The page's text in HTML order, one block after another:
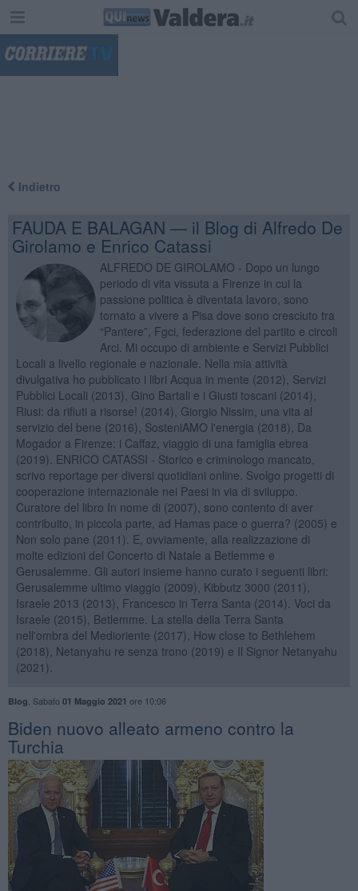
Indietro
FAUDA E BALAGAN — il Blog di Alfredo De
Girolamo e Enrico Catassi
ALFREDO DE GIROLAMO - Dopo un lungo
periodo di vita vissuta a Firenze in cui la
passione politica è diventata lavoro, sono
tornato a vivere a Pisa dove sono cresciuto tra
“Pantere”, Fgci, federazione del partito e circoli
Arci. Mi occupo di ambiente e Servizi Pubblici
Locali a livello regionale e nazionale. Nella mia attività
divulgativa ho pubblicato i libri Acqua in mente (2012), Servizi
Pubblici Locali (2013), Gino Bartali e i Giusti toscani (2014),
Riusi: da rifiuti a risorse! (2014), Giorgio Nissim, una vita al
servizio del bene (2016), SosteniAMO l'energia (2018), Da
Mogador a Firenze: i Caffaz, viaggio di una famiglia ebrea
(2019). ENRICO CATASSI - Storico e criminologo mancato,
scrivo reportage per diversi quotidiani online. Svolgo progetti di
cooperazione internazionale nei Paesi in via di sviluppo.
Curatore del libro In nome di (2007), sono contento di aver
contribuito, in piccola parte, ad Hamas pace o guerra? (2005) e
Non solo pane (2011). E, ovviamente, alla realizzazione di
molte edizioni del Concerto di Natale a Betlemme e
Gerusalemme. Gli autori insieme hanno curato i seguenti libri:
Gerusalemme ultimo viaggio (2009), Kibbutz 3000 (2011),
Israele 2013 (2013), Francesco in Terra Santa (2014). Voci da
Israele (2015), Betlemme. La stella della Terra Santa
nell'ombra del Medioriente (2017), How close to Bethlehem
(2018), Netanyahu re senza trono (2019) e Il Signor Netanyahu
(2021).
Blog Sabato 01 Maggio 2021 ore 10:06
Biden nuovo alleato armeno contro la
Turchia